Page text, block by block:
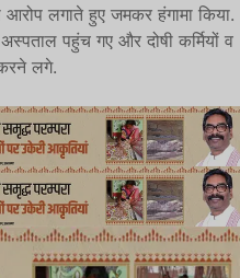
लगाते हुए जमकर हंगामा किया.
पहुंच गए और दोषी कर्मियों व
लगे.